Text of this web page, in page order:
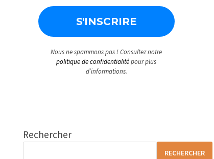
Nous ne spammons pas ! Consultez notre
politique de confidentialitépour plus
d’informations.
Rechercher
RECHERCHER